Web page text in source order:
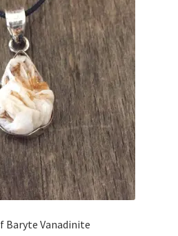
Baryte Vanadinite